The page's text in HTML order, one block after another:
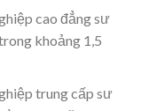
cao đẳng sư
khoảng 1,5
trung cấp sư